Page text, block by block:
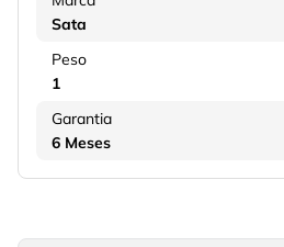
Sata
Peso
1
Garantia
6 Meses